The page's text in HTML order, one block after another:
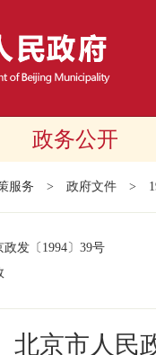
政务公开
服务 > 政府文件 >
政发 〔1994〕 39号
北京市人